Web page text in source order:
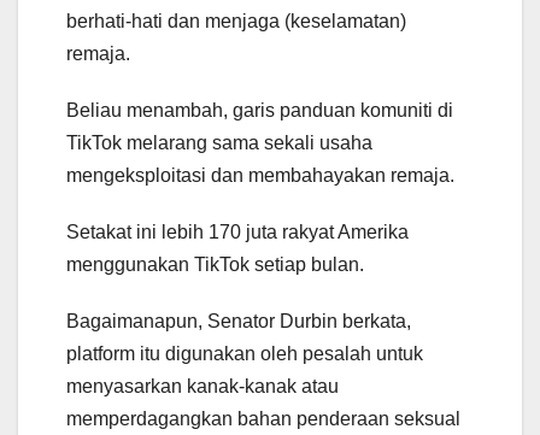
berhati-hati dan menjaga (keselamatan)
remaja.
Beliau menambah, garis panduan komuniti di
TikTok melarang sama sekali usaha
mengeksploitasi dan membahayakan remaja.
Setakat ini lebih 170 juta rakyat Amerika
menggunakan TikTok setiap bulan.
Bagaimanapun, Senator Durbin berkata,
platform itu digunakan oleh pesalah untuk
menyasarkan kanak-kanak atau
memperdagangkan bahan penderaan seksual